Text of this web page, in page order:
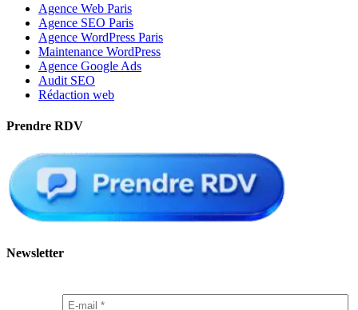
Agence Web Paris
Agence SEO Paris
Agence WordPress Paris
Maintenance WordPress
Agence Google Ads
Audit SEO
Rédaction web
Prendre RDV
Newsletter